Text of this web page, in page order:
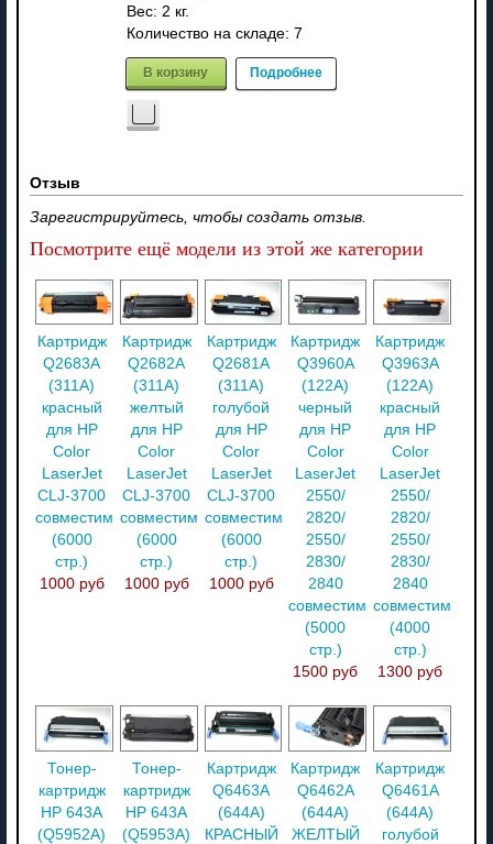
Вес: 2 кг.
Количество на складе: 7
В корзину Подробнее
Отзыв
Зарегистрируйтесь, чтобы создать отзыв.
Посмотрите ещё модели из этой же категории
Картридж
Q2683A
(311A)
красный
для HP
Color
LaserJet
CLJ-3700
совместимый
(6000
стр.)
1000 руб
Картридж
Q2682A
(311A)
желтый
для HP
Color
LaserJet
CLJ-3700
совместимый
(6000
стр.)
1000 руб
Картридж
Q2681A
(311A)
голубой
для HP
Color
LaserJet
CLJ-3700
совместимый
(6000
стр.)
1000 руб
Картридж
Q3960A
(122A)
черный
для HP
Color
LaserJet
2550/
2820/
2550/
2830/
2840
совместимый
(5000
стр.)
1500 руб
Картридж
Q3963A
(122A)
красный
для HP
Color
LaserJet
2550/
2820/
2550/
2830/
2840
совместимый
(4000
стр.)
1300 руб
Тонер-
картридж
HP 643A
(Q5952A)
Тонер-
картридж
HP 643A
(Q5953A)
Картридж
Q6463A
(644A)
КРАСНЫЙ
Картридж
Q6462A
(644A)
ЖЕЛТЫЙ
Картридж
Q6461A
(644A)
голубой